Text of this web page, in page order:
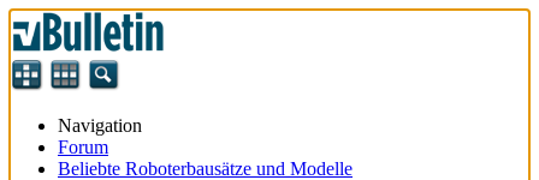
Navigation
Forum
Beliebte Roboterbausätze und Modelle